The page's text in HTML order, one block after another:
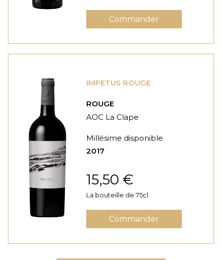
Commander
IMPETUS ROUGE
ROUGE
AOC La Clape
Millésime disponible
2017
15,50 €
La bouteille de 75cl
Commander